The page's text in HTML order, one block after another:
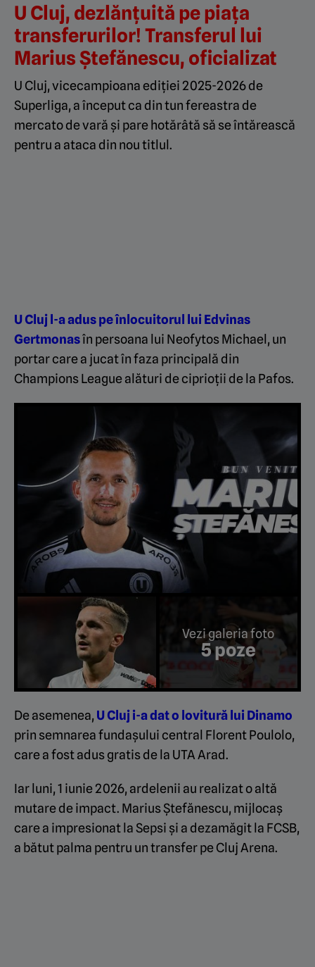
U Cluj, dezlănțuită pe piața
transferurilor! Transferul lui
Marius Ștefănescu, oficializat
U Cluj, vicecampioana ediției 2025-2026 de
Superliga, a început ca din tun fereastra de
mercato de vară și pare hotărâtă să se întărească
pentru a ataca din nou titlul.
U Cluj l-a adus pe înlocuitorul lui Edvinas
Gertmonasîn persoana lui Neofytos Michael, un
portar care a jucat în faza principală din
Champions League alături de ciprioții de la Pafos.
Vezi galeria foto
5 poze
De asemenea, U Cluj i-a dat o lovitură lui Dinamo
prin semnarea fundașului central Florent Poulolo,
care a fost adus gratis de la UTA Arad.
Iar luni, 1 iunie 2026, ardelenii au realizat o altă
mutare de impact. Marius Ștefănescu, mijlocaș
care a impresionat la Sepsi și a dezamăgit la FCSB,
a bătut palma pentru un transfer pe Cluj Arena.